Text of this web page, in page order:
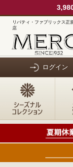
リバティ・ファブリックス正
店
ログイン